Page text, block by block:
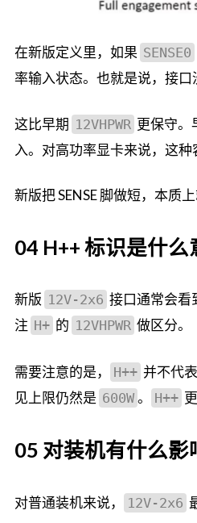
在新版定义里，如果 SENSE0
率输入状态。也就是说，接口
这比早期 12VHPWR 更保守。
入。对高功率显卡来说，这种
新版把 SENSE 脚做短，本质
04 H++ 标识是什么
新版 12V-2x6 接口通常会看
注 H+ 的 12VHPWR 做区分。
需要注意的是， H++ 并不代
见上限仍然是 600W 。 H++
05 对装机有什么影
对普通装机来说， 12V-2x6